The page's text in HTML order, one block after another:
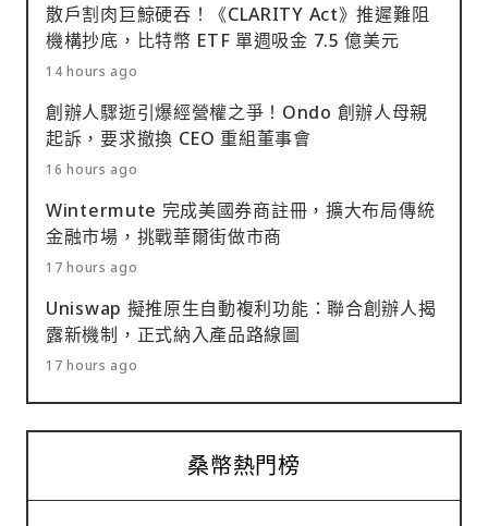
散戶割肉巨鯨硬吞！《CLARITY Act》推遲難阻
機構抄底，比特幣 ETF 單週吸金 7.5 億美元
14 hours ago
創辦人驟逝引爆經營權之爭！Ondo 創辦人母親
起訴，要求撤換 CEO 重組董事會
16 hours ago
Wintermute 完成美國券商註冊，擴大布局傳統
金融市場，挑戰華爾街做市商
17 hours ago
Uniswap 擬推原生自動複利功能：聯合創辦人揭
露新機制，正式納入產品路線圖
17 hours ago
桑幣熱門榜